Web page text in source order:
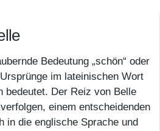
Bedeutung „schön“ oder
im lateinischen Wort
bedeutet. Der Reiz von Belle
einem entscheidenden
in die englische Sprache und